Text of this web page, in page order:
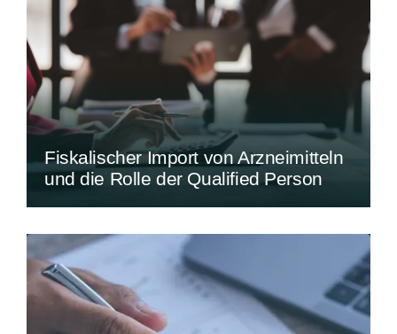
Fiskalischer Import von Arzneimitteln
und die Rolle der Qualified Person